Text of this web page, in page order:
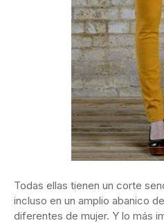
Todas ellas tienen un corte
incluso en un amplio abanico
diferentes de mujer. Y lo más